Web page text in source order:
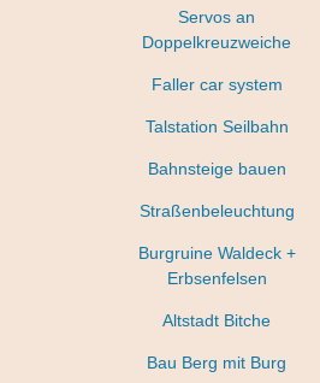
Servos an
Doppelkreuzweiche
Faller car system
Talstation Seilbahn
Bahnsteige bauen
Straßenbeleuchtung
Burgruine Waldeck +
Erbsenfelsen
Altstadt Bitche
Bau Berg mit Burg